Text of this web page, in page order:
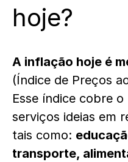
hoje?
A inflação hoje é
(Índice de Preços
Esse índice cobre
serviços ideias em
tais como:
transporte,